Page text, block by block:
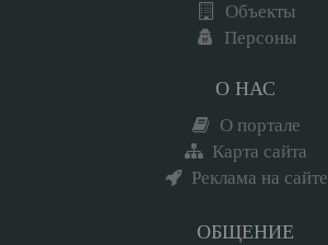
Объекты
Персоны
О НАС
О портале
Карта сайта
Реклама на сайте
ОБЩЕНИЕ